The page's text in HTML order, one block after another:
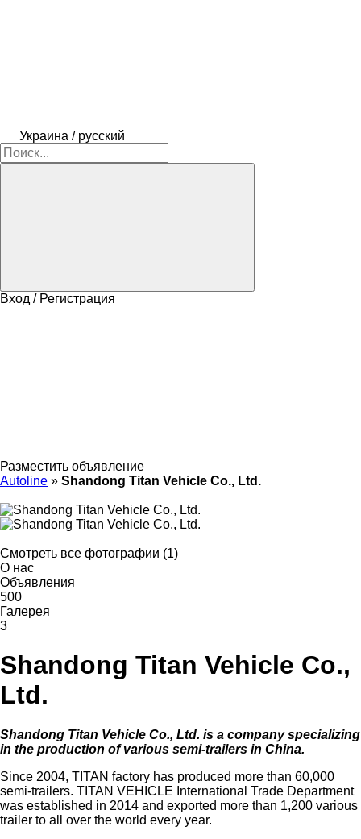
Украина / русский
Вход / Регистрация
Разместить объявление
Autoline » Shandong Titan Vehicle Co., Ltd.
Смотреть все фотографии (1)
О нас
Объявления
500
Галерея
3
Shandong Titan Vehicle Co.,
Ltd.
Shandong Titan Vehicle Co., Ltd. is a company specializing
in the production of various semi-trailers in China.
Since 2004, TITAN factory has produced more than 60,000
semi-trailers. TITAN VEHICLE International Trade Department
was established in 2014 and exported more than 1,200 various
trailer to all over the world every year.